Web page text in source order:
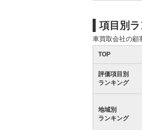
項目別
車買取会社の顧
TOP
評価項目別
ランキング
地域別
ランキング